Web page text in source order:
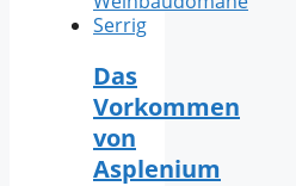
Das
Vorkommen
von
Asplenium